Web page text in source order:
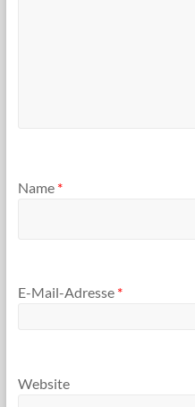
Name *
E-Mail-Adresse *
Website